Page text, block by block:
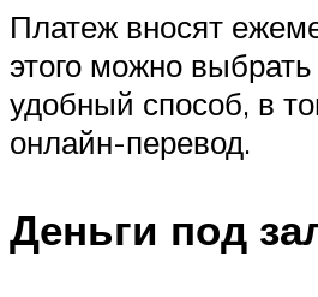
Платеж вносят
этого можно
удобный способ, в
онлайн-перевод.
Деньги под